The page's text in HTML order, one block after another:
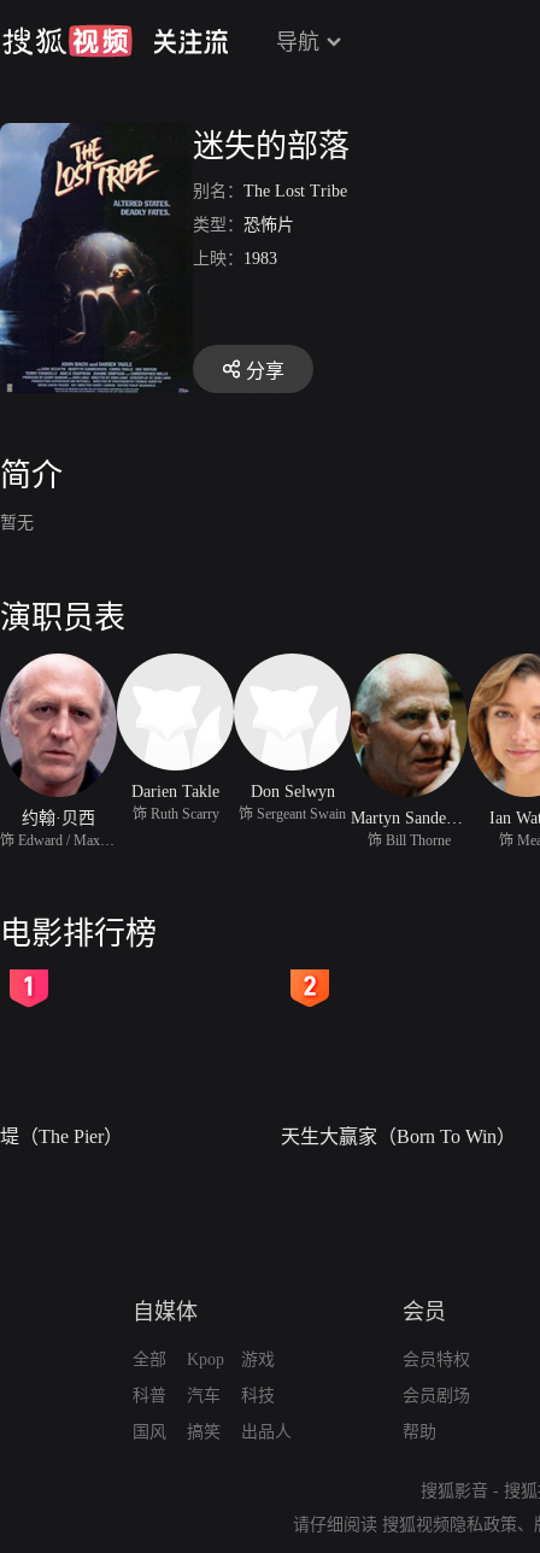
导航
迷失的部落
别名： The Lost Tribe
类型： 恐怖片
上映： 1983
分享
简介
暂无
演职员表
约翰·贝西
Darien Takle
饰 Ruth Scarry
Don Selwyn
饰 Sergeant Swain
饰 Bill Thorne
Ian
饰
电影排行榜
堤（The Pier） 天生大赢家（Born To Win）
自媒体
全部
科普
国风
Kpop
汽车
搞笑
游戏
科技
出品人
会员
会员特权
会员剧场
帮助
搜狐影音 - 搜
请仔细阅读 搜狐视频隐私政策、